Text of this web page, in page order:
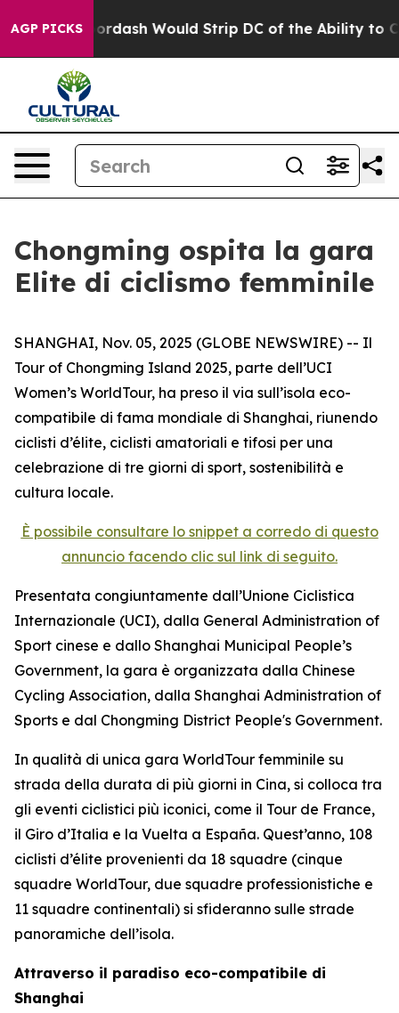
AGP PICKS
by Doordash Would Strip DC of the Ability to
Chongming ospita la gara
Elite di ciclismo femminile
SHANGHAI, Nov. 05, 2025 (GLOBE NEWSWIRE) -- Il
Tour of Chongming Island 2025, parte dell’UCI
Women’s WorldTour, ha preso il via sull’isola eco-
compatibile di fama mondiale di Shanghai, riunendo
ciclisti d’élite, ciclisti amatoriali e tifosi per una
celebrazione di tre giorni di sport, sostenibilità e
cultura locale.
È possibile consultare lo snippet a corredo di questo
annuncio facendo clic sul link di seguito.
Presentata congiuntamente dall’Unione Ciclistica
Internazionale (UCI), dalla General Administration of
Sport cinese e dallo Shanghai Municipal People’s
Government, la gara è organizzata dalla Chinese
Cycling Association, dalla Shanghai Administration of
Sports e dal Chongming District People's Government.
In qualità di unica gara WorldTour femminile su
strada della durata di più giorni in Cina, si colloca tra
gli eventi ciclistici più iconici, come il Tour de France,
il Giro d’Italia e la Vuelta a España. Quest’anno, 108
ciclisti d’élite provenienti da 18 squadre (cinque
squadre WorldTour, due squadre professionistiche e
11 squadre continentali) si sfideranno sulle strade
panoramiche dell’isola.
Attraverso il paradiso eco-compatibile di
Shanghai